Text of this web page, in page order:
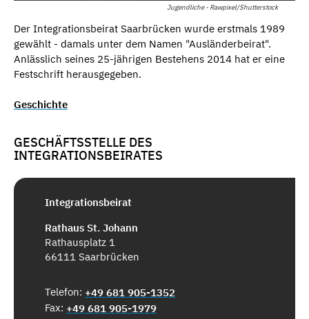
Jugendliche - Rawpixel/Shutterstock
Der Integrationsbeirat Saarbrücken wurde erstmals 1989
gewählt - damals unter dem Namen "Ausländerbeirat".
Anlässlich seines 25-jährigen Bestehens 2014 hat er eine
Festschrift herausgegeben.
Geschichte
GESCHÄFTSSTELLE DES
INTEGRATIONSBEIRATES
Integrationsbeirat
Rathaus St. Johann
Rathausplatz 1
66111 Saarbrücken
Telefon: +49 681 905-1352
Fax: +49 681 905-1979